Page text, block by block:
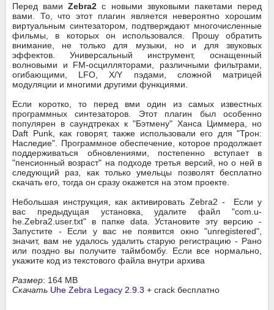
Перед вамиZebra2 с новыми звуковыми пакетами перед
вами. То, что этот плагин является невероятно хорошим
виртуальным синтезатором, подтверждают многочисленные
фильмы, в которых он использовался. Прошу обратить
внимание, не только для музыки, но и для звуковых
эффектов. Универсальный инструмент, оснащенный
волновыми и FM-осцилляторами, различными фильтрами,
огибающими, LFO, X/Y пэдами, сложной матрицей
модуляции и многими другими функциями.
Если коротко, то перед вми один из самых известных
программных синтезаторов. Этот плагин был особенно
популярен в саундтреках к "Бэтмену" Ханса Циммера, но
Daft Punk, как говорят, также использовали его для "Трон:
Наследие". Программное обеспечение, которое продолжает
поддерживаться обновлениями, постепенно вступает в
"пенсионный возраст" на подходе третья версий, но о ней в
следующий раз, как только умельцы позволят бесплатно
скачать его, тогда он сразу окажется на этом проекте.
Небольшая инструкция, как активировать Zebra2 - Если у
вас предыдущая установка, удалите файл "com.u-
he.Zebra2.user.txt" в папке data. Установите эту версию -
Запустите - Если у вас не появится окно "unregistered",
значит, вам не удалось удалить старую регистрацию - Рано
или поздно вы получите таймбомбу. Если все нормально,
укажите код из текстового файла внутри архива
Размер: 164 MB
Скачать Uhe Zebra Legacy 2.9.3 + crack бесплатно